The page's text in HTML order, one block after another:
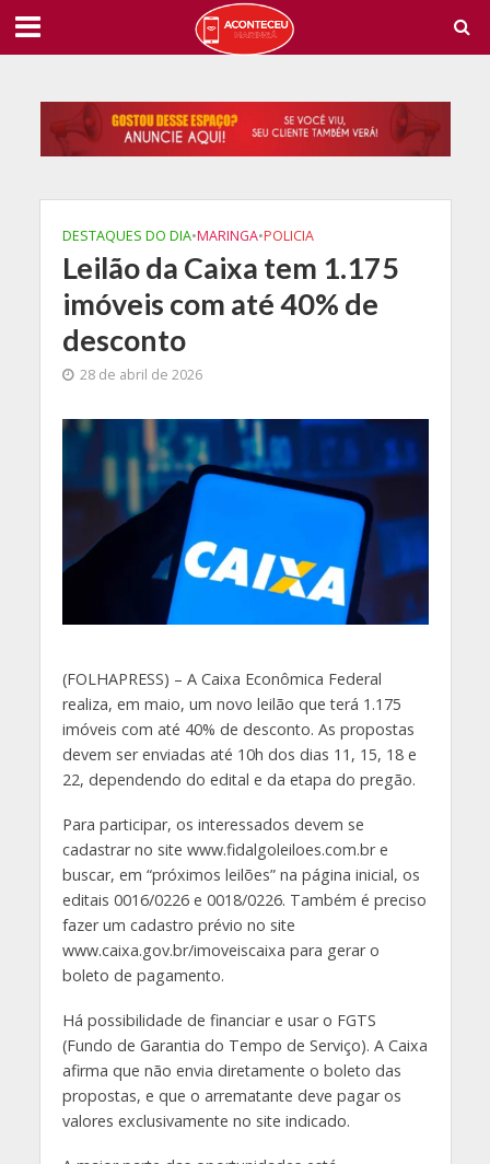
DESTAQUES DO DIA•MARINGA•POLICIA
Leilão da Caixa tem 1.175
imóveis com até 40% de
desconto
28 de abril de 2026
(FOLHAPRESS) – A Caixa Econômica Federal
realiza, em maio, um novo leilão que terá 1.175
imóveis com até 40% de desconto. As propostas
devem ser enviadas até 10h dos dias 11, 15, 18 e
22, dependendo do edital e da etapa do pregão.
Para participar, os interessados devem se
cadastrar no site www.fidalgoleiloes.com.br e
buscar, em “próximos leilões” na página inicial, os
editais 0016/0226 e 0018/0226. Também é preciso
fazer um cadastro prévio no site
www.caixa.gov.br/imoveiscaixa para gerar o
boleto de pagamento.
Há possibilidade de financiar e usar o FGTS
(Fundo de Garantia do Tempo de Serviço). A Caixa
afirma que não envia diretamente o boleto das
propostas, e que o arrematante deve pagar os
valores exclusivamente no site indicado.